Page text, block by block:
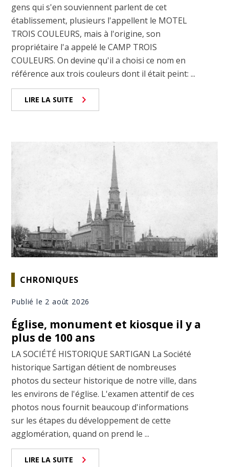
gens qui s'en souviennent parlent de cet
établissement, plusieurs l'appellent le MOTEL
TROIS COULEURS, mais à l'origine, son
propriétaire l'a appelé le CAMP TROIS
COULEURS. On devine qu'il a choisi ce nom en
référence aux trois couleurs dont il était peint: ...
LIRE LA SUITE
CHRONIQUES
Publié le 2 août 2026
Église, monument et kiosque il y a
plus de 100 ans
LA SOCIÉTÉ HISTORIQUE SARTIGAN La Société
historique Sartigan détient de nombreuses
photos du secteur historique de notre ville, dans
les environs de l'église. L'examen attentif de ces
photos nous fournit beaucoup d'informations
sur les étapes du développement de cette
agglomération, quand on prend le ...
LIRE LA SUITE